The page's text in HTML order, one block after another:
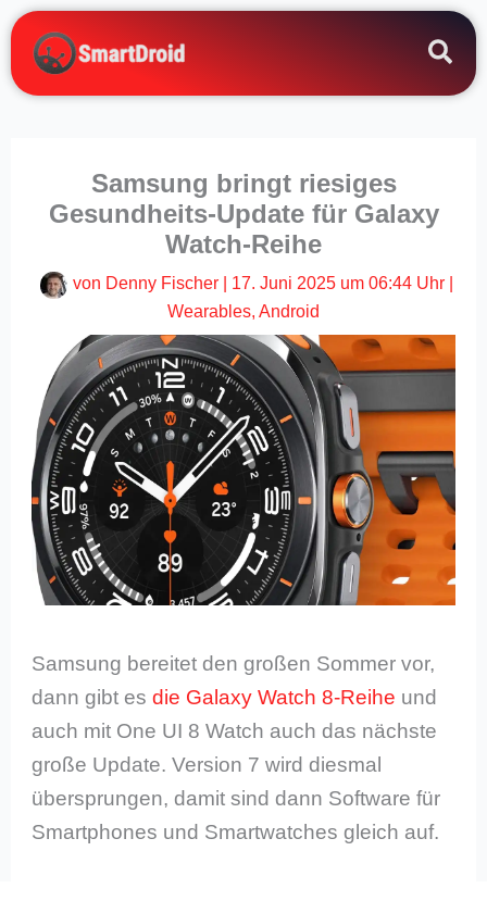
Zum
Inhalt
springen
Samsung bringt riesiges
Gesundheits-Update für Galaxy
Watch-Reihe
von Denny Fischer 17. Juni 2025 um 06:44 Uhr|
Wearables, Android
Samsung bereitet den großen Sommer vor,
dann gibt esdie Galaxy Watch 8-Reihe und
auch mit One UI 8 Watch auch das nächste
große Update. Version 7 wird diesmal
übersprungen, damit sind dann Software für
Smartphones und Smartwatches gleich auf.